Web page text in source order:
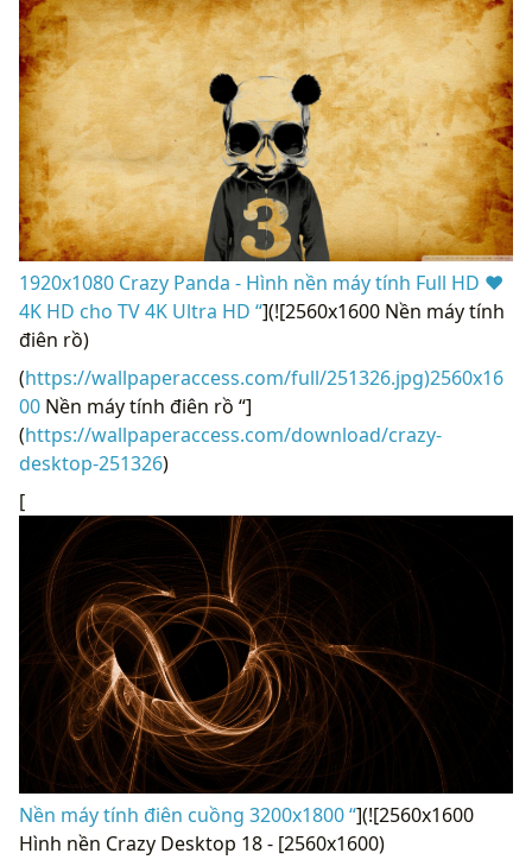
1920x1080 Crazy Panda - Hình nền máy tính Full HD ❤
4K HD cho TV 4K Ultra HD “](![2560x1600 Nền máy tính
điên rồ)
(https://wallpaperaccess.com/full/251326.jpg)2560x16
00 Nền máy tính điên rồ “]
(https://wallpaperaccess.com/download/crazy-
desktop-251326)
[
Nền máy tính điên cuồng 3200x1800 “](![2560x1600
Hình nền Crazy Desktop 18 - [2560x1600)